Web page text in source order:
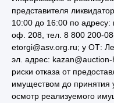
представителя
10:00 до 16:00 по адресу:
оф. 208, тел. 8 800 200-
etorgi@asv.org.ru; у ОТ:
эл. адрес:
риски отказа от
имуществом до принятия
осмотр реализуемого